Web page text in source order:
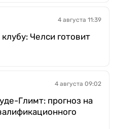
4 августа 11:39
Челси готовит
4 августа 09:02
Глимт: прогноз на